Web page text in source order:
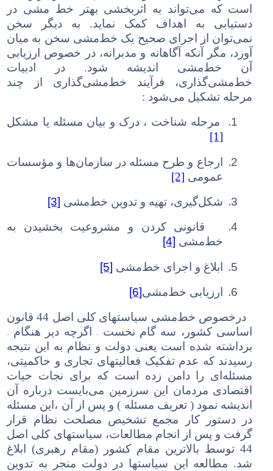
است که میتواند به اثربخشی بهتر خط مشی در
دستیابی به اهداف کمک نماید. به دیگر سخن
نمی‌توان از اجرای صحیح یک خط‌مشی سخن به میان
آورد، مگر آنکه آگاهانه و مدبرانه، در خصوص ارزیابی
آن خط‌مشی اندیشه شود. در ادبیات
خط‌مشی‌گذاری، فرآیند خط‌مشی‌گذاری از چند
مرحله تشکیل می‌شود :
1. مرحله شناخت ، درک و بیان مسئله یا مشکل
[1]
2.
ارجاع و طرح مسئله در سازمان‌ها و مؤسسات
عمومی [2]
3. شکل‌گیری، تهیه و تدوین خط‌مشی [3]
4.
قانونی کردن و مشروعیت بخشیدن به
خط‌مشی [4]
5.
ابلاغ و اجرای خط‌مشی [5]
6.
ارزیابی خط‌مشی[6]
درخصوص خط‌مشی سیاستهای کلی اصل 44 قانون
اساسی کشور، سه گام نخست –اگرچه دیر هنگام –
برداشته شده است یعنی دولت و نظام به این نتیجه
رسیدند که عدم تفکیک فعالیتهای تجاری و حاکمیتی،
مسئله‌ای را دامن زده است که برای نجات حیات
اقتصادی مردمان این سرزمین می‌بایست درباره آن
اندیشه نمود ( تعریف مسئله ) و پس از آن ، این مسئله
در دستور کار مجمع تشخیص مصلحت نظام قرار
گرفت و پس از انجام مطالعات، سیاستهای کلی اصل
44 توسط بالاترین مقام کشور (مقام رهبری) ابلاغ
شد. مطالعه این سیاستها در دولت منجر به تدوین